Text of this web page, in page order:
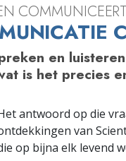
COMMUNICEERT
en
is het precies
antwoord op die
van
op bijna elk levend